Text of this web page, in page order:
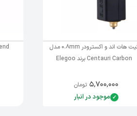
کیت هات اند و اکسترودر 0.8mm مدل
Centauri Carbon برند Elegoo
موجود در انبار
۵,۷۰۰,۰۰۰ تومان